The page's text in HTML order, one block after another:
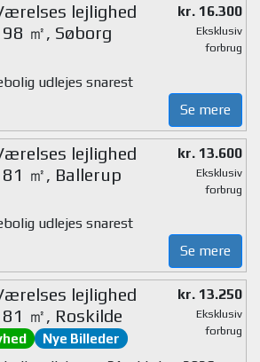
lejlighed
㎡, Søborg
kr. 16.300
Eksklusiv
forbrug
udlejes snarest
Se mere
lejlighed
81 ㎡, Ballerup
kr. 13.600
Eksklusiv
forbrug
udlejes snarest
Se mere
lejlighed
㎡, Roskilde
Nye Billeder
kr. 13.250
Eksklusiv
forbrug